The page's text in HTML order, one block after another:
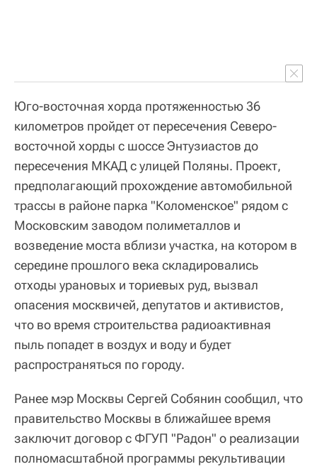
Юго-восточная хорда протяженностью 36
километров пройдет от пересечения Северо-
восточной хорды с шоссе Энтузиастов до
пересечения МКАД с улицей Поляны. Проект,
предполагающий прохождение автомобильной
трассы в районе парка "Коломенское" рядом с
Московским заводом полиметаллов и
возведение моста вблизи участка, на котором в
середине прошлого века складировались
отходы урановых и ториевых руд, вызвал
опасения москвичей, депутатов и активистов,
что во время строительства радиоактивная
пыль попадет в воздух и воду и будет
распространяться по городу.
Ранее мэр Москвы Сергей Собянин сообщил, что
правительство Москвы в ближайшее время
заключит договор с ФГУП "Радон" о реализации
полномасштабной программы рекультивации